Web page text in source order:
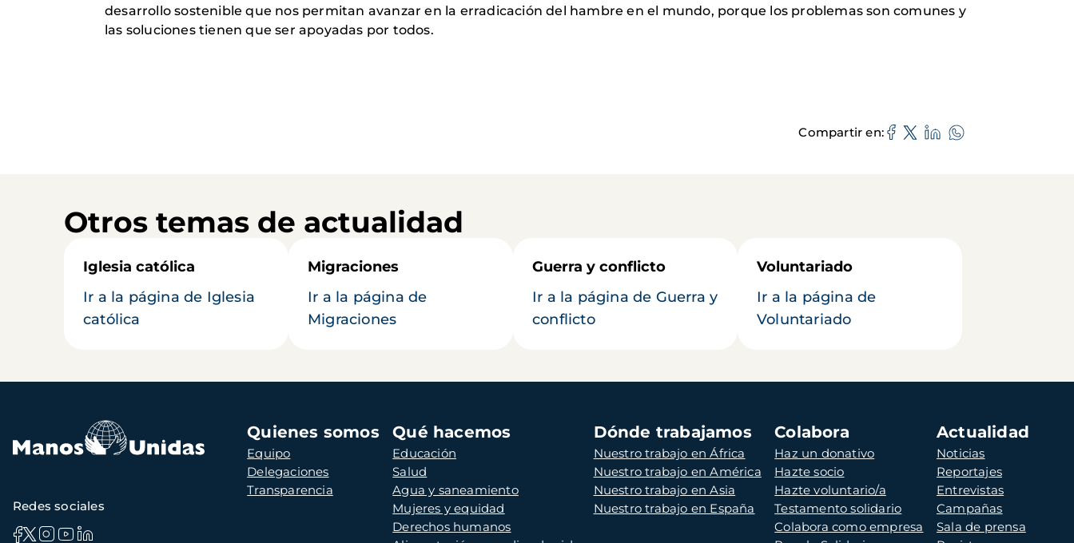
desarrollo sostenible que nos permitan avanzar en la erradicación del hambre en el mundo, porque los problemas son comunes y
las soluciones tienen que ser apoyadas por todos.
Compartir en
Otros temas de actualidad
Iglesia católica
Ir a la página de Iglesia
católica
Migraciones
Ir a la página de
Migraciones
Guerra y conflicto
Ir a la página de Guerra y
conflicto
Voluntariado
Ir a la página de
Voluntariado
Navegación
principal
Quienes somos
Equipo
Delegaciones
Transparencia
Qué hacemos
Educación
Salud
Agua y saneamiento
Mujeres y equidad
Derechos humanos
Dónde trabajamos
Nuestro trabajo en África
Nuestro trabajo en América
Nuestro trabajo en Asia
Nuestro trabajo en España
Colabora
Haz un donativo
Hazte socio
Hazte voluntario/a
Testamento solidario
Colabora como empresa
Actualidad
Noticias
Reportajes
Entrevistas
Campañas
Sala de prensa
Redes sociales